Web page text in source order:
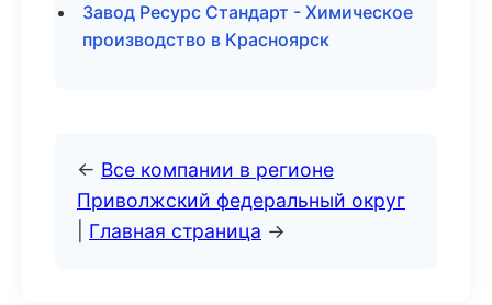
Завод Ресурс Стандарт - Химическое
производство в Красноярск
← Все компании в регионе
Приволжский федеральный округ
Главная страница →